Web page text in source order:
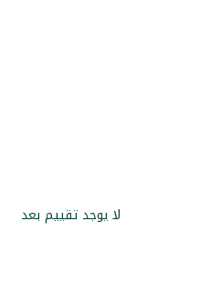
لا يوجد تقييم بعد